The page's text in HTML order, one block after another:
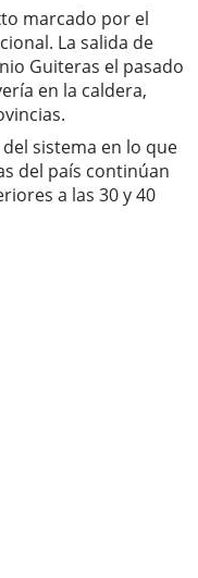
marcado por el
La salida de
Guiteras el pasado
en la caldera,
sistema en lo que
del país continúan
a las 30 y 40